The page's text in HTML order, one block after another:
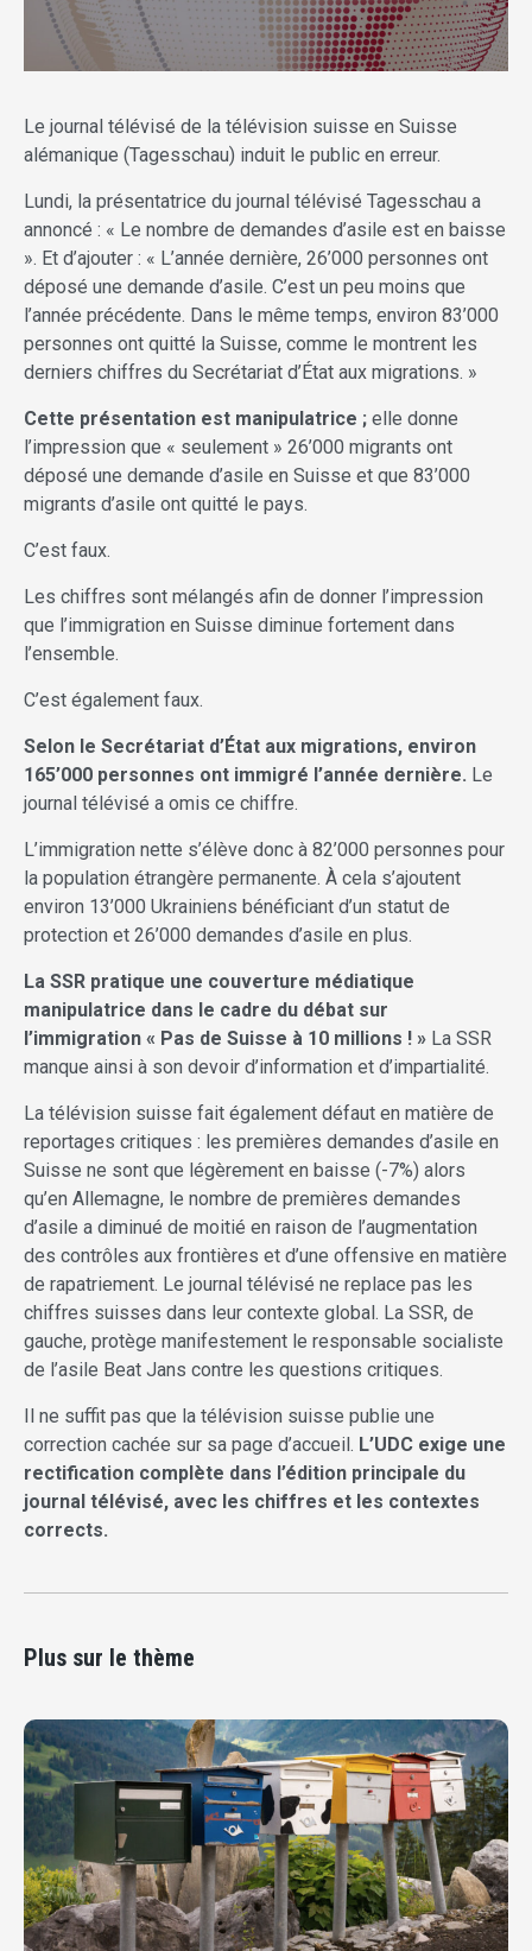
Le journal télévisé de la télévision suisse en Suisse
alémanique (Tagesschau) induit le public en erreur.
Lundi, la présentatrice du journal télévisé Tagesschau a
annoncé : « Le nombre de demandes d’asile est en baisse
». Et d’ajouter : « L’année dernière, 26’000 personnes ont
déposé une demande d’asile. C’est un peu moins que
l’année précédente. Dans le même temps, environ 83’000
personnes ont quitté la Suisse, comme le montrent les
derniers chiffres du Secrétariat d’État aux migrations. »
Cette présentation est manipulatrice ; elle donne
l’impression que « seulement » 26’000 migrants ont
déposé une demande d’asile en Suisse et que 83’000
migrants d’asile ont quitté le pays.
C’est faux.
Les chiffres sont mélangés afin de donner l’impression
que l’immigration en Suisse diminue fortement dans
l’ensemble.
C’est également faux.
Selon le Secrétariat d’État aux migrations, environ
165’000 personnes ont immigré l’année dernière. Le
journal télévisé a omis ce chiffre.
L’immigration nette s’élève donc à 82’000 personnes pour
la population étrangère permanente. À cela s’ajoutent
environ 13’000 Ukrainiens bénéficiant d’un statut de
protection et 26’000 demandes d’asile en plus.
La SSR pratique une couverture médiatique
manipulatrice dans le cadre du débat sur
l’immigration « Pas de Suisse à 10 millions ! » La SSR
manque ainsi à son devoir d’information et d’impartialité.
La télévision suisse fait également défaut en matière de
reportages critiques : les premières demandes d’asile en
Suisse ne sont que légèrement en baisse (-7%) alors
qu’en Allemagne, le nombre de premières demandes
d’asile a diminué de moitié en raison de l’augmentation
des contrôles aux frontières et d’une offensive en matière
de rapatriement. Le journal télévisé ne replace pas les
chiffres suisses dans leur contexte global. La SSR, de
gauche, protège manifestement le responsable socialiste
de l’asile Beat Jans contre les questions critiques.
Il ne suffit pas que la télévision suisse publie une
correction cachée sur sa page d’accueil. L’UDC exige une
rectification complète dans l’édition principale du
journal télévisé, avec les chiffres et les contextes
corrects.
Plus sur le thème